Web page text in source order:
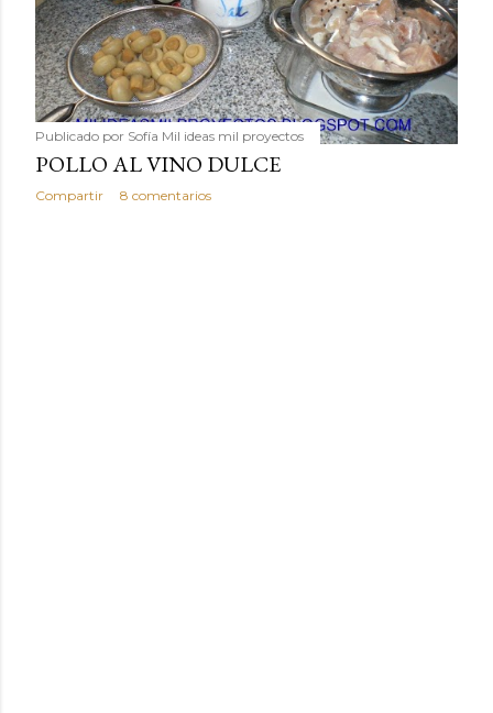
Publicado por Sofía Mil ideas mil proyectos
POLLO AL VINO DULCE
Compartir 8 comentarios